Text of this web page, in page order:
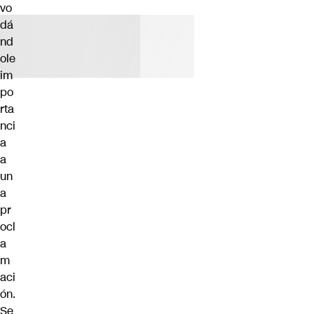
vo
dá
nd
ole
im
po
rta
nci
a
a
un
a
pr
ocl
a
m
aci
ón.
Se